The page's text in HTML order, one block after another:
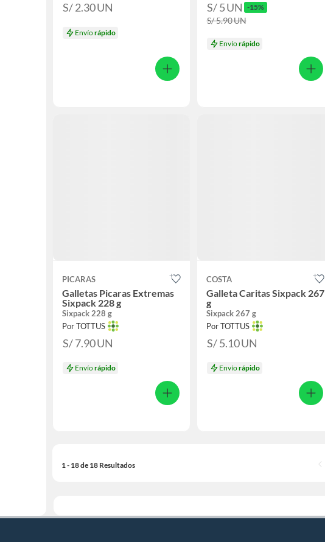
S/ 2.30UN
Envíorápido
S/ 5UN -15%
S/ 5.90UN
Envíorápido
PICARAS
Galletas Picaras Extremas
Sixpack 228 g
Sixpack 228 g
Por TOTTUS
S/ 7.90UN
Envíorápido
COSTA
Galleta Caritas Sixpack 267
g
Sixpack 267 g
Por TOTTUS
S/ 5.10UN
Envíorápido
1 - 18 de 18 Resultados